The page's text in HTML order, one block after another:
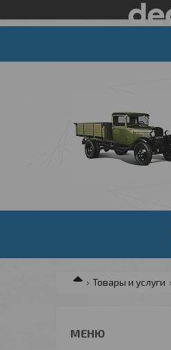
Товары и услуги